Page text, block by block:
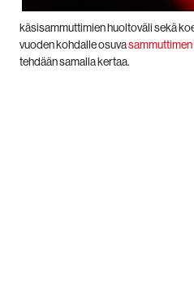
käsisammuttimien huoltoväli sekä
vuoden kohdalle osuva
tehdään samalla kertaa.